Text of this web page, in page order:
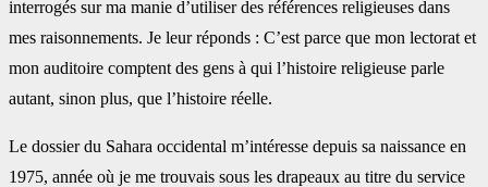
interrogés sur ma manie d’utiliser des références religieuses dans
mes raisonnements. Je leur réponds : C’est parce que mon lectorat et
mon auditoire comptent des gens à qui l’histoire religieuse parle
autant, sinon plus, que l’histoire réelle.
Le dossier du Sahara occidental m’intéresse depuis sa naissance en
1975, année où je me trouvais sous les drapeaux au titre du service